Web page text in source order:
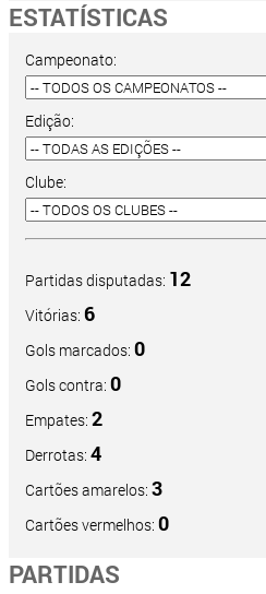
ESTATÍSTICAS
Campeonato:
Edição:
Clube:
Partidas disputadas: 12
Vitórias: 6
Gols marcados: 0
Gols contra: 0
Empates: 2
Derrotas: 4
Cartões amarelos: 3
Cartões vermelhos: 0
PARTIDAS